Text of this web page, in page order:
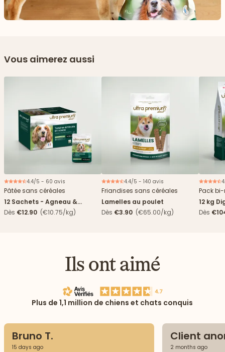
Vous aimerez aussi
4.4/5 - 60 avis
Pâtée sans céréales
12 Sachets - Agneau &
haricots verts
Dès €12.90 (€10.75/kg)
4.4/5 - 140 avis
Friandises sans céréales
Lamelles au poulet
Dès €3.90 (€65.00/kg)
Pack
12 kg
boîtes
Dès
Ils ont aimé
Plus de 1,1 million de chiens et chats conquis
Bruno T.
15 days ago
Client
2 months ago